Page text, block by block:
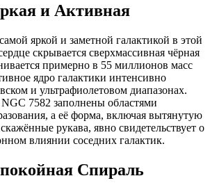
и Активная
яркой и заметной галактикой в этой
скрывается сверхмассивная чёрная
примерно в 55 миллионов масс
ядро галактики интенсивно
и ультрафиолетовом диапазонах.
7582 заполнены областями
а её форма, включая вытянутую
рукава, явно свидетельствует о
влиянии соседних галактик.
Спираль